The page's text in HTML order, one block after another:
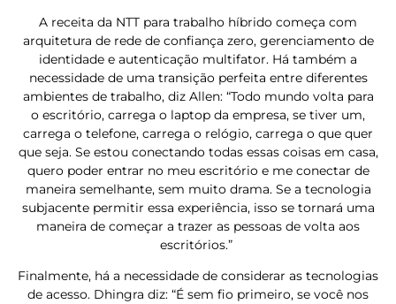
A receita da NTT para trabalho híbrido começa com
arquitetura de rede de confiança zero, gerenciamento de
identidade e autenticação multifator. Há também a
necessidade de uma transição perfeita entre diferentes
ambientes de trabalho, diz Allen: “Todo mundo volta para
o escritório, carrega o laptop da empresa, se tiver um,
carrega o telefone, carrega o relógio, carrega o que quer
que seja. Se estou conectando todas essas coisas em casa,
quero poder entrar no meu escritório e me conectar de
maneira semelhante, sem muito drama. Se a tecnologia
subjacente permitir essa experiência, isso se tornará uma
maneira de começar a trazer as pessoas de volta aos
escritórios.”
Finalmente, há a necessidade de considerar as tecnologias
de acesso. Dhingra diz: “É sem fio primeiro, se você nos